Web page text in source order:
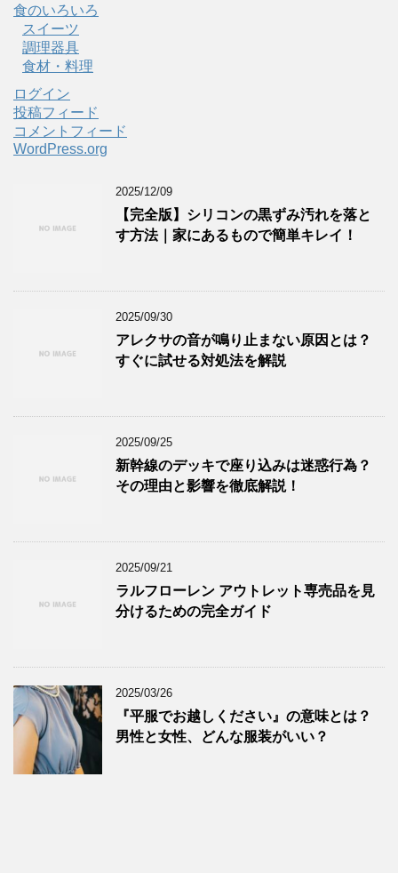
食のいろいろ
スイーツ
調理器具
食材・料理
ログイン
投稿フィード
コメントフィード
WordPress.org
2025/12/09
【完全版】シリコンの黒ずみ汚れを落と
す方法｜家にあるもので簡単キレイ！
2025/09/30
アレクサの音が鳴り止まない原因とは？
すぐに試せる対処法を解説
2025/09/25
新幹線のデッキで座り込みは迷惑行為？
その理由と影響を徹底解説！
2025/09/21
ラルフローレン アウトレット専売品を見
分けるための完全ガイド
2025/03/26
『平服でお越しください』の意味とは？
男性と女性、どんな服装がいい？